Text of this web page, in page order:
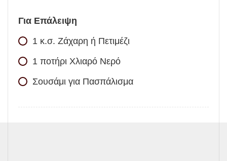
Για Επάλειψη
1 κ.σ. Ζάχαρη ή Πετιμέζι
1 ποτήρι Χλιαρό Νερό
Σουσάμι για Πασπάλισμα